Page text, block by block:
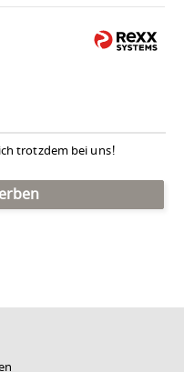
trotzdem bei uns!